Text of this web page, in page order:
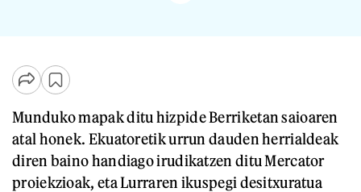
Munduko mapak ditu hizpide Berriketan saioaren
atal honek. Ekuatoretik urrun dauden herrialdeak
diren baino handiago irudikatzen ditu Mercator
proiekzioak, eta Lurraren ikuspegi desitxuratua